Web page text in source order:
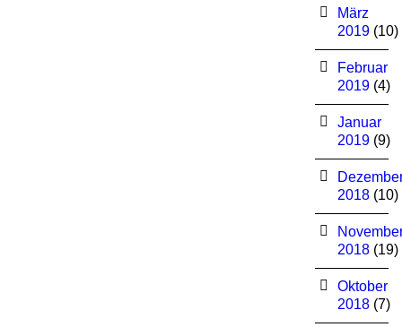
März
2019 (10)
Februar
2019 (4)
Januar
2019 (9)
2018 (10)
2018 (19)
Oktober
2018 (7)